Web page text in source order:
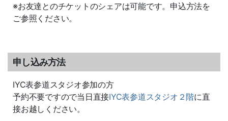
※お友達とのチケットのシェアは可能です。申込方法を
ご参照ください。
申し込み方法
IYC表参道スタジオ参加の方
予約不要ですので当日直接IYC表参道スタジオ２階に直
接お越しください。